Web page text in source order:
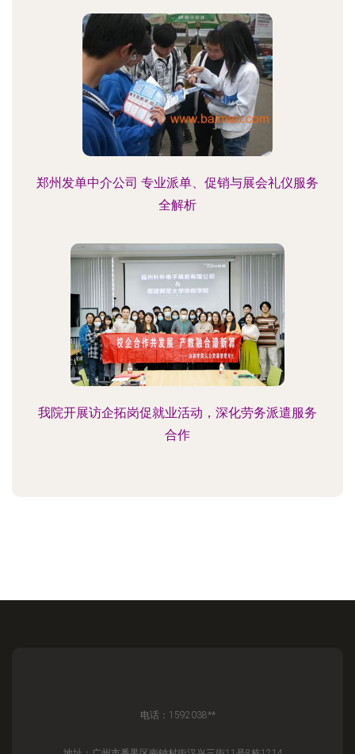
郑州发单中介公司 专业派单、促销与展会礼仪服务
全解析
我院开展访企拓岗促就业活动，深化劳务派遣服务
合作
电话：1592038**